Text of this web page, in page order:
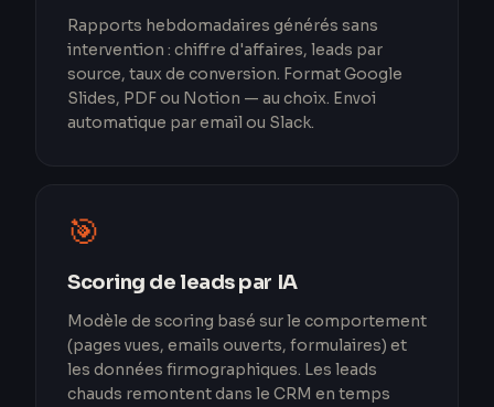
Rapports hebdomadaires générés sans
intervention : chiffre d'affaires, leads par
source, taux de conversion. Format Google
Slides, PDF ou Notion — au choix. Envoi
automatique par email ou Slack.
🎯
Scoring de leads par IA
Modèle de scoring basé sur le comportement
(pages vues, emails ouverts, formulaires) et
les données firmographiques. Les leads
chauds remontent dans le CRM en temps